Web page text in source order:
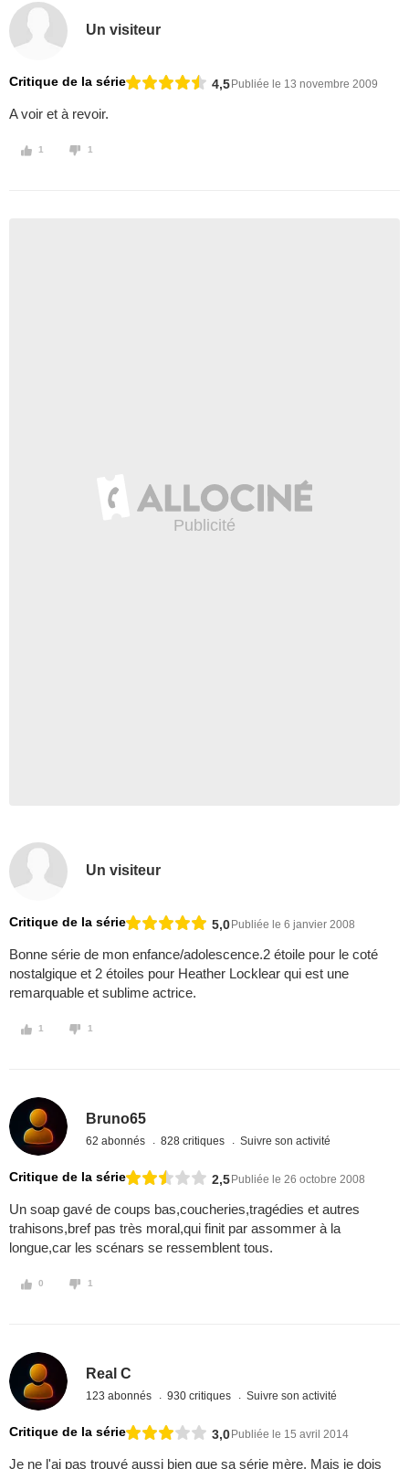
Un visiteur
Critique de la série 4,5Publiée le 13 novembre 2009
A voir et à revoir.
1 1
Un visiteur
Critique de la série 5,0Publiée le 6 janvier 2008
Bonne série de mon enfance/adolescence.2 étoile pour le coté
nostalgique et 2 étoiles pour Heather Locklear qui est une
remarquable et sublime actrice.
1 1
Bruno65
62 abonnés 828 critiques Suivre son activité
Critique de la série 2,5Publiée le 26 octobre 2008
Un soap gavé de coups bas,coucheries,tragédies et autres
trahisons,bref pas très moral,qui finit par assommer à la
longue,car les scénars se ressemblent tous.
0 1
Real C
123 abonnés 930 critiques Suivre son activité
Critique de la série 3,0Publiée le 15 avril 2014
Je ne l'ai pas trouvé aussi bien que sa série mère. Mais je dois